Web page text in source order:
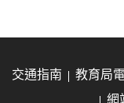
交通指南 教育局
網